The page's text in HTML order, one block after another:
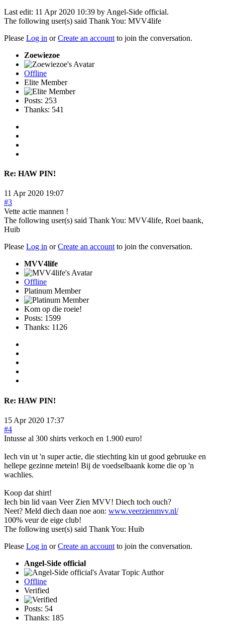
Last edit: 11 Apr 2020 10:39 by Angel-Side official.
The following user(s) said Thank You: MVV4life
Please Log in orCreate an account to join the conversation.
Zoewiezoe
Offline
Elite Member
Posts: 253
Thanks: 541
Re: HAW PIN!
11 Apr 2020 19:07
#3
Vette actie mannen !
The following user(s) said Thank You: MVV4life, Roei baank,
Huib
Please Log in orCreate an accountto join the conversation.
MVV4life
Offline
Platinum Member
Kom op die roeie!
Posts: 1599
Thanks: 1126
Re: HAW PIN!
15 Apr 2020 17:37
#4
Intusse al 300 shirts verkoch en 1.900 euro!
Iech vin ut 'n super actie, die stiechting kin ut good gebruuke en
hellepe gezinne metein! Bij de voedselbaank kome die op 'n
wachlies.
Koop dat shirt!
Iech bin lid vaan Veer Zien MVV! Diech toch ouch?
Neet? Meld diech daan noe aon: www.veerzienmvv.nl/
100% veur de eige club!
The following user(s) said Thank You: Huib
Please Log in orCreate an account to join the conversation.
Angel-Side official
Topic Author
Offline
Verified
Posts: 54
Thanks: 185